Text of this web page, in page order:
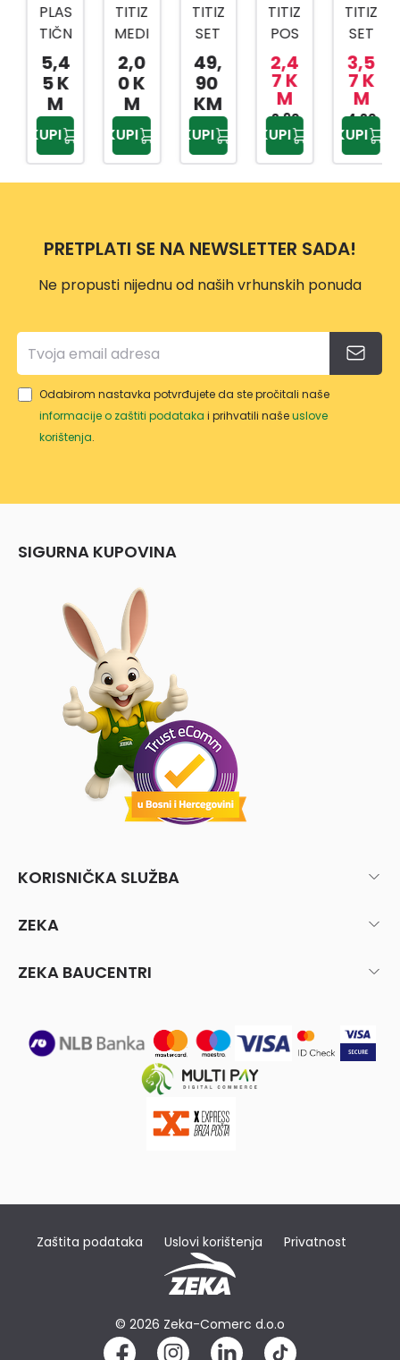
PLAS
TIČN
A
KANT
A SA
MET
ALNO
M
DRŠK
5,4
5 K
M
KUPI
TITIZ
MEDI
CINS
KI
BOX
AP-
9159
2,0
0 K
M
KUPI
TITIZ
SET
ZA
KUPA
TILO
PRIW
EX
TP-
557
49,
90
KM
KUPI
TITIZ
POS
UDA
ZA
BEBI
HRA
NU
500
ML
2,4
7 K
M
2,90
KM
KUPI
TITIZ
SET
ZA
SLAD
OLED
AP-
9425
3,5
7 K
M
4,20
KM
KUPI
PRETPLATI SE NA NEWSLETTER SADA!
Ne propusti nijednu od naših vrhunskih ponuda
Odabirom nastavka potvrđujete da ste pročitali naše
informacije o zaštiti podataka i prihvatili našeuslove
korištenja.
SIGURNA KUPOVINA
KORISNIČKA SLUŽBA
ZEKA
ZEKA BAUCENTRI
Zaštita podataka Uslovi korištenja Privatnost
© 2026 Zeka-Comerc d.o.o